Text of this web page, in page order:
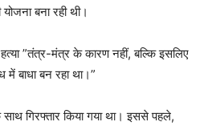
बना रही थी।
”तंत्र-मंत्र के कारण नहीं, बल्कि इसलिए
बाधा बन रहा था।”
गिरफ्तार किया गया था। इससे पहले,